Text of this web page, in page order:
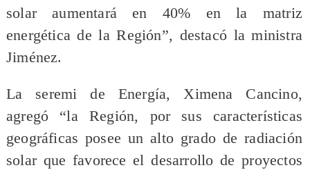
solar aumentará en 40% en la matriz
energética de la Región”, destacó la ministra
Jiménez.
La seremi de Energía, Ximena Cancino,
agregó “la Región, por sus características
geográficas posee un alto grado de radiación
solar que favorece el desarrollo de proyectos